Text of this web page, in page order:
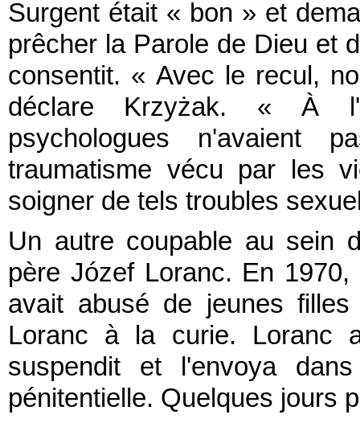
Surgent était « bon » et
prêcher la Parole de Dieu et
consentit. « Avec le recul,
déclare Krzyżak. « À
psychologues n'avaient
traumatisme vécu par les
soigner de tels troubles
Un autre coupable au sein
père Józef Loranc. En
avait abusé de jeunes
Loranc à la curie. Loranc
suspendit et l'envoya
pénitentielle. Quelques jours